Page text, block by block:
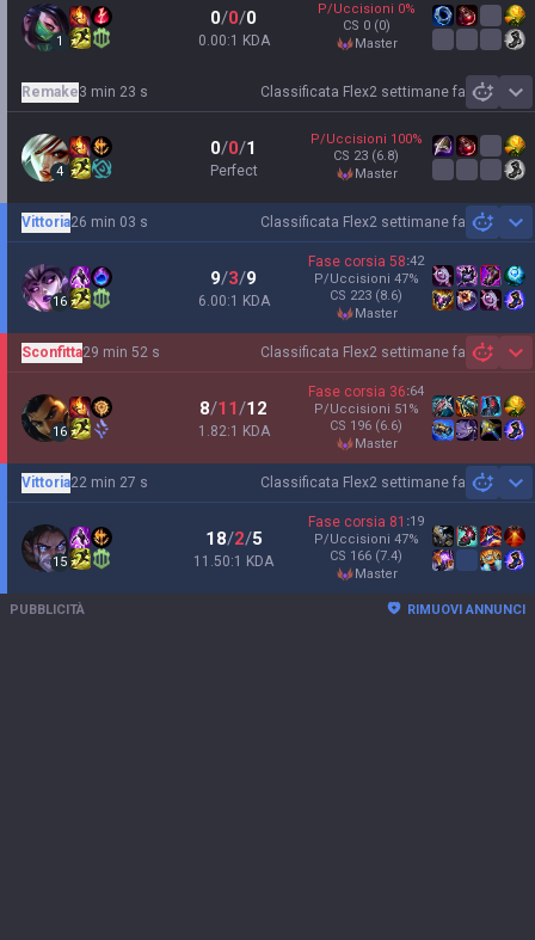
1
0/0/0
0.00:1 KDA
P/Uccisioni 0%
CS 0 (0)
master
Classificata Flex2 settimane fa
Remake3 min 23 s
4
0/0/1
Perfect
P/Uccisioni 100%
CS 23 (6.8)
master
Classificata Flex2 settimane fa
Vittoria26 min 03 s
16
9/3/9
6.00:1 KDA
Fase corsia 58:42
P/Uccisioni 47%
CS 223 (8.6)
master
Classificata Flex2 settimane fa
Sconfitta29 min 52 s
16
8/11/12
1.82:1 KDA
Fase corsia 36:64
P/Uccisioni 51 %
CS 196 (6.6)
master
Classificata Flex2 settimane fa
Vittoria22 min 27 s
15
18/2/5
11.50:1 KDA
Fase corsia 81 :19
P/Uccisioni 47%
CS 166 (7.4)
master
PUBBLICITÀ RIMUOVI ANNUNCI